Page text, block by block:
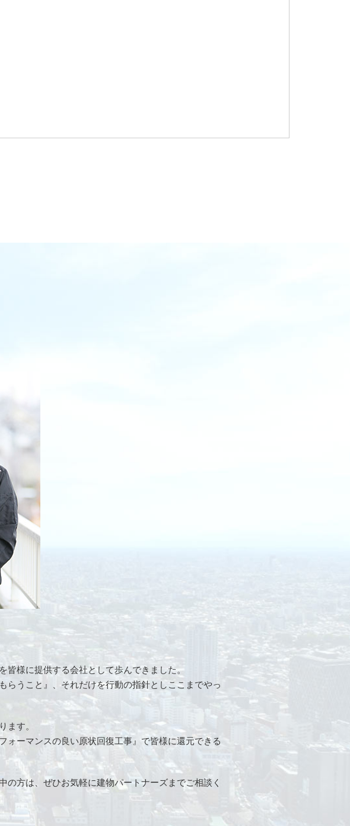
皆様に提供する会社として歩んできました。
らうこと』、それだけを行動の指針としここまでやっ
ます。
ォーマンスの良い原状回復工事』で皆様に還元できる
方は、ぜひお気軽に建物パートナーズまでご相談く